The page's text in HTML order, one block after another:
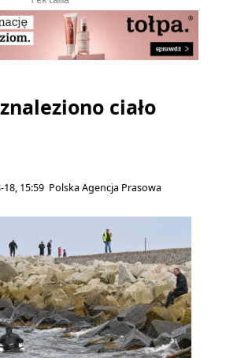
ciało
18, 15:59 Polska Agencja Prasowa